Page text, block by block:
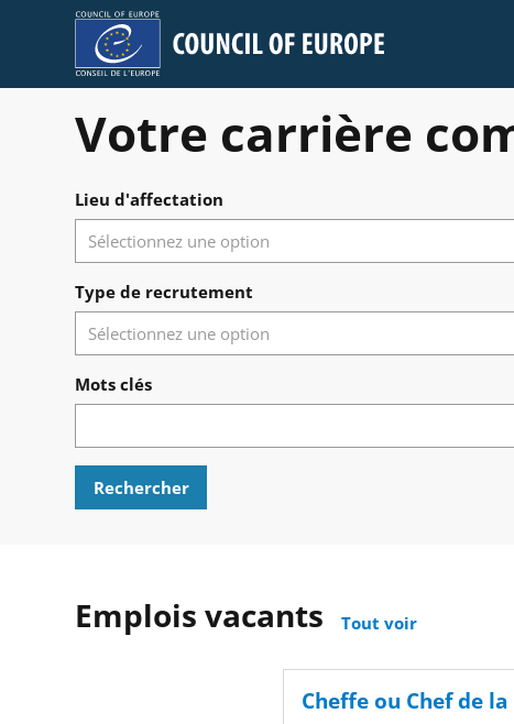
Council of Europe
Votre carrière
Chercher des emplois vacants
Lieu d'affectation
Type de recrutement
Mots clés
Rechercher
Emplois vacants Tout voir